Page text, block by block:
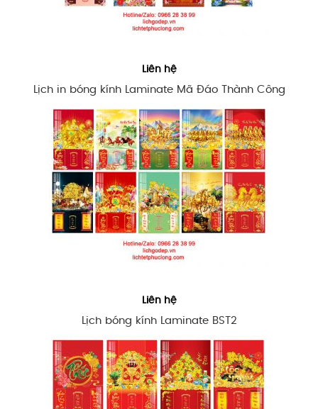
Liên hệ
Lịch in bóng kính Laminate Mã Đáo Thành Công
Liên hệ
Lịch bóng kính Laminate BST2